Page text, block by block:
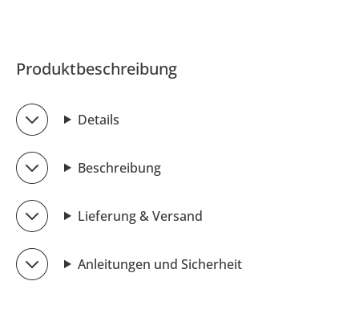
Produktbeschreibung
Details
Beschreibung
Lieferung & Versand
Anleitungen und Sicherheit